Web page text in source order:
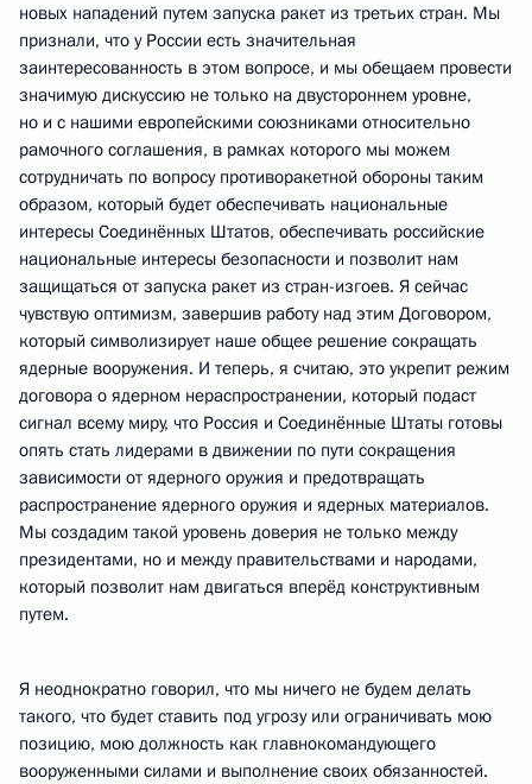
новых нападений путем запуска ракет из третьих стран. Мы
признали, что у России есть значительная
заинтересованность в этом вопросе, и мы обещаем провести
значимую дискуссию не только на двустороннем уровне,
но и с нашими европейскими союзниками относительно
рамочного соглашения, в рамках которого мы можем
сотрудничать по вопросу противоракетной обороны таким
образом, который будет обеспечивать национальные
интересы Соединённых Штатов, обеспечивать российские
национальные интересы безопасности и позволит нам
защищаться от запуска ракет из стран-изгоев. Я сейчас
чувствую оптимизм, завершив работу над этим Договором,
который символизирует наше общее решение сокращать
ядерные вооружения. И теперь, я считаю, это укрепит режим
договора о ядерном нераспространении, который подаст
сигнал всему миру, что Россия и Соединённые Штаты готовы
опять стать лидерами в движении по пути сокращения
зависимости от ядерного оружия и предотвращать
распространение ядерного оружия и ядерных материалов.
Мы создадим такой уровень доверия не только между
президентами, но и между правительствами и народами,
который позволит нам двигаться вперёд конструктивным
путем.
Я неоднократно говорил, что мы ничего не будем делать
такого, что будет ставить под угрозу или ограничивать мою
позицию, мою должность как главнокомандующего
вооруженными силами и выполнение своих обязанностей.